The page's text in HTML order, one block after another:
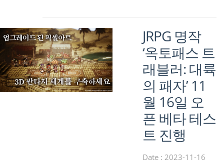
JRPG 명작
‘옥토패스 트
래블러: 대륙
의 패자’ 11
월 16일 오
픈 베타 테스
트 진행
Date : 2023-11-16